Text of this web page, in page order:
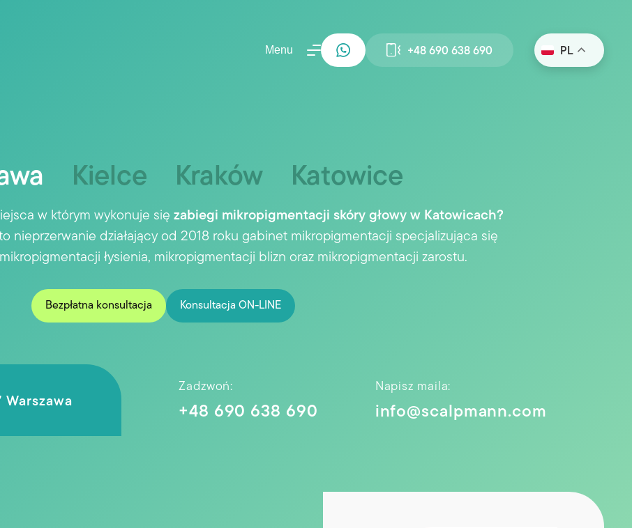
Menu +48 690 638 690 PL
Kielce Kraków Katowice
w którym wykonuje się zabiegi mikropigmentacji skóry głowy w Katowicach?
nieprzerwanie działający od 2018 roku gabinet mikropigmentacji specjalizująca się
łysienia, mikropigmentacji blizn oraz mikropigmentacji zarostu.
Bezpłatna konsultacja Konsultacja ON-LINE
Zadzwoń:
+48 690 638 690
Napisz maila:
info@scalpmann.com